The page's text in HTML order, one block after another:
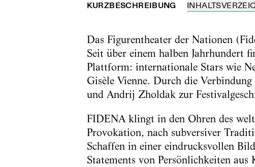
KURZBESCHREIBUNG
Das Figurentheater der Nationen
Seit über einem halben Jahrhundert
Plattform: internationale Stars wie
Gisèle Vienne. Durch die
und Andrij Zholdak zur
FIDENA klingt in den Ohren des
Provokation, nach subversiver
Schaffen in einer eindrucksvollen
Statements von Persönlichkeiten